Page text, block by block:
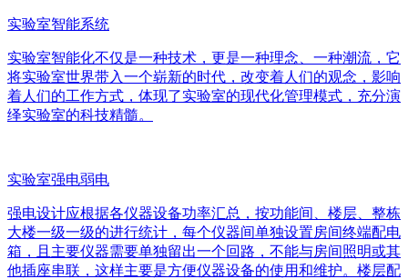
实验室智能系统
实验室智能化不仅是一种技术，更是一种理念、一种潮流，它
将实验室世界带入一个崭新的时代，改变着人们的观念，影响
着人们的工作方式，体现了实验室的现代化管理模式，充分演
绎实验室的科技精髓。
实验室强电弱电
强电设计应根据各仪器设备功率汇总，按功能间、楼层、整栋
大楼一级一级的进行统计，每个仪器间单独设置房间终端配电
箱，且主要仪器需要单独留出一个回路，不能与房间照明或其
他插座串联，这样主要是方便仪器设备的使用和维护。楼层配